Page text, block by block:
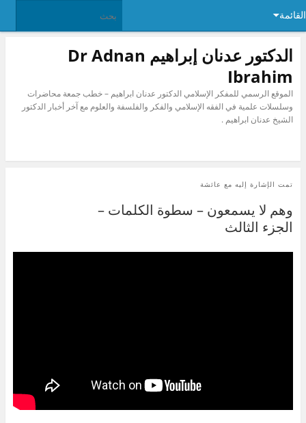
القائمة
الدكتور عدنان إبراهيم Dr Adnan
Ibrahim
الموقع الرسمي للمفكر الإسلامي الدكتور عدنان ابراهيم – خطب جمعة محاضرات
وسلسلات علمية في الفقه الإسلامي والفكر والفلسفة والعلوم مع آخر أخبار الدكتور
الشيخ عدنان ابراهيم .
تمت الإشارة إليه مع عائشة
وهم لا يسمعون – سطوة الكلمات –
الجزء الثالث